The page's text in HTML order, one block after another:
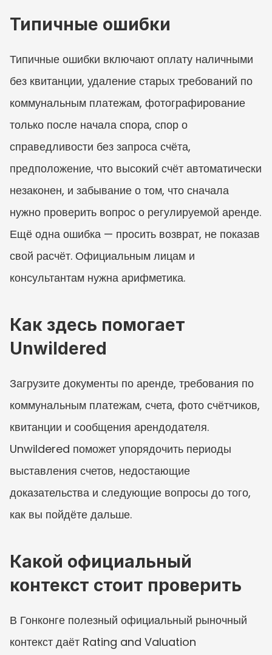
Типичные ошибки
Типичные ошибки включают оплату наличными
без квитанции, удаление старых требований по
коммунальным платежам, фотографирование
только после начала спора, спор о
справедливости без запроса счёта,
предположение, что высокий счёт автоматически
незаконен, и забывание о том, что сначала
нужно проверить вопрос о регулируемой аренде.
Ещё одна ошибка — просить возврат, не показав
свой расчёт. Официальным лицам и
консультантам нужна арифметика.
Как здесь помогает
Unwildered
Загрузите документы по аренде, требования по
коммунальным платежам, счета, фото счётчиков,
квитанции и сообщения арендодателя.
Unwildered поможет упорядочить периоды
выставления счетов, недостающие
доказательства и следующие вопросы до того,
как вы пойдёте дальше.
Какой официальный
контекст стоит проверить
В Гонконге полезный официальный рыночный
контекст даёт Rating and Valuation